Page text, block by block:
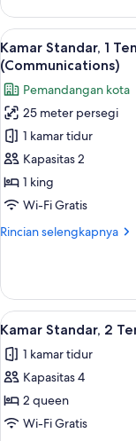
Kamar
Standar,
2
Tempat
Tidur
Queen,
akses
difabel
(Communications)
Lihat
semua
foto
untuk
Kamar
Standar,
1
Tempat
Tidur
difabel
7
Kamar Standar, 1
(Communications)
Pemandangan kota
25 meter persegi
1 kamar tidur
Kapasitas 2
1 king
Wi-Fi Gratis
Rincian selengkapnya
Rincian
Kamar
Standar,
1
Tidur
King,
mobilitas
(Communications)
Lihat
semua
foto
untuk
Kamar
Standar,
5
Kamar Standar, 2
1 kamar tidur
Kapasitas 4
2 queen
Wi-Fi Gratis